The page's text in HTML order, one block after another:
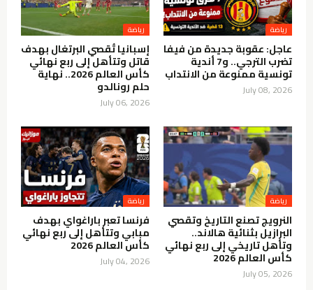
رياضة
عاجل: عقوبة جديدة من فيفا
تضرب الترجي.. و7 أندية
تونسية ممنوعة من الانتداب
July 08, 2026
رياضة
إسبانيا تُقصي البرتغال بهدف
قاتل وتتأهل إلى ربع نهائي
كأس العالم 2026.. نهاية
حلم رونالدو
July 06, 2026
رياضة
النرويج تصنع التاريخ وتقصي
البرازيل بثنائية هالاند..
وتأهل تاريخي إلى ربع نهائي
كأس العالم 2026
July 05, 2026
رياضة
فرنسا تعبر باراغواي بهدف
مبابي وتتأهل إلى ربع نهائي
كأس العالم 2026
July 04, 2026